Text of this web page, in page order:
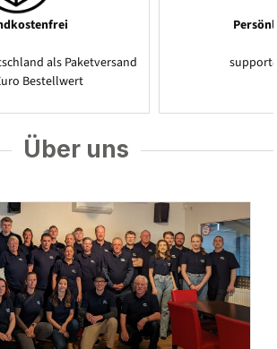
als Paketversand
Bestellwert
Über uns